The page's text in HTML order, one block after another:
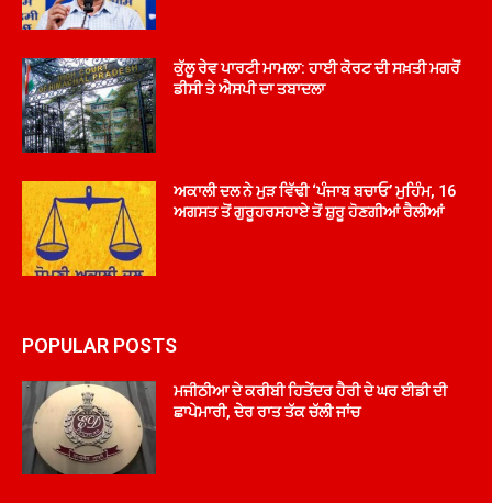
ਕੁੱਲੂ ਰੇਵ ਪਾਰਟੀ ਮਾਮਲਾ: ਹਾਈ ਕੋਰਟ ਦੀ ਸਖ਼ਤੀ ਮਗਰੋਂ
ਡੀਸੀ ਤੇ ਐਸਪੀ ਦਾ ਤਬਾਦਲਾ
ਅਕਾਲੀ ਦਲ ਨੇ ਮੁੜ ਵਿੱਢੀ ‘ਪੰਜਾਬ ਬਚਾਓ’ ਮੁਹਿੰਮ, 16
ਅਗਸਤ ਤੋਂ ਗੁਰੂਹਰਸਹਾਏ ਤੋਂ ਸ਼ੁਰੂ ਹੋਣਗੀਆਂ ਰੈਲੀਆਂ
POPULAR POSTS
ਮਜੀਠੀਆ ਦੇ ਕਰੀਬੀ ਹਿਤੇਂਦਰ ਹੈਰੀ ਦੇ ਘਰ ਈਡੀ ਦੀ
ਛਾਪੇਮਾਰੀ, ਦੇਰ ਰਾਤ ਤੱਕ ਚੱਲੀ ਜਾਂਚ